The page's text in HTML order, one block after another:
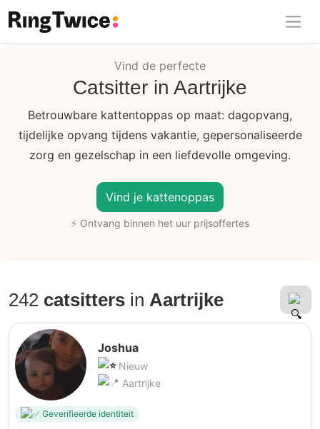
Ring Twice
Vind de perfecte
Catsitter in Aartrijke
Betrouwbare kattentoppas op maat: dagopvang,
tijdelijke opvang tijdens vakantie, gepersonaliseerde
zorg en gezelschap in een liefdevolle omgeving.
Vind je kattenoppas
⚡ Ontvang binnen het uur prijsoffertes
242 catsitters in Aartrijke
Joshua
Nieuw
Aartrijke
Geverifieerde identiteit